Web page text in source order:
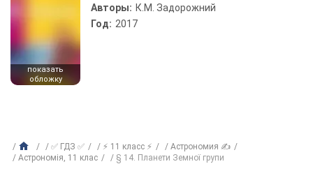
показать
обложку
Авторы: К.М. Задорожний
Год: 2017
✅ ГДЗ ✅ ⚡ 11 класс ⚡
Астрономия ✍
Астрономiя, 11 клас
§ 14. Планети Земної групи